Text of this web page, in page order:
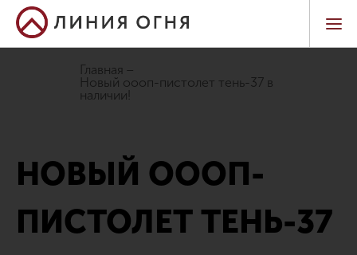
Главная
новый оооп-пистолет тень-37 в
наличии!
НОВЫЙ ОООП-
ПИСТОЛЕТ ТЕНЬ-37